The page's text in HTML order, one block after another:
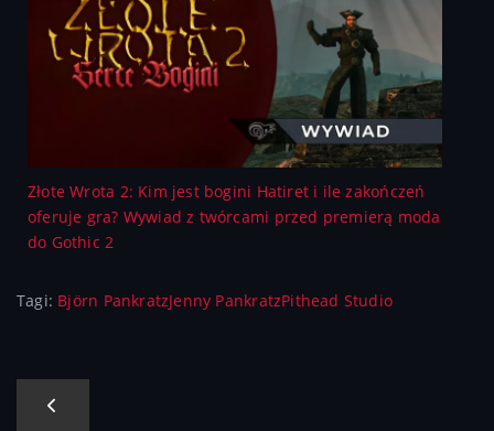
Złote Wrota 2: Kim jest bogini Hatiret i ile zakończeń
oferuje gra? Wywiad z twórcami przed premierą moda
do Gothic 2
Tagi: Björn PankratzJenny PankratzPithead Studio